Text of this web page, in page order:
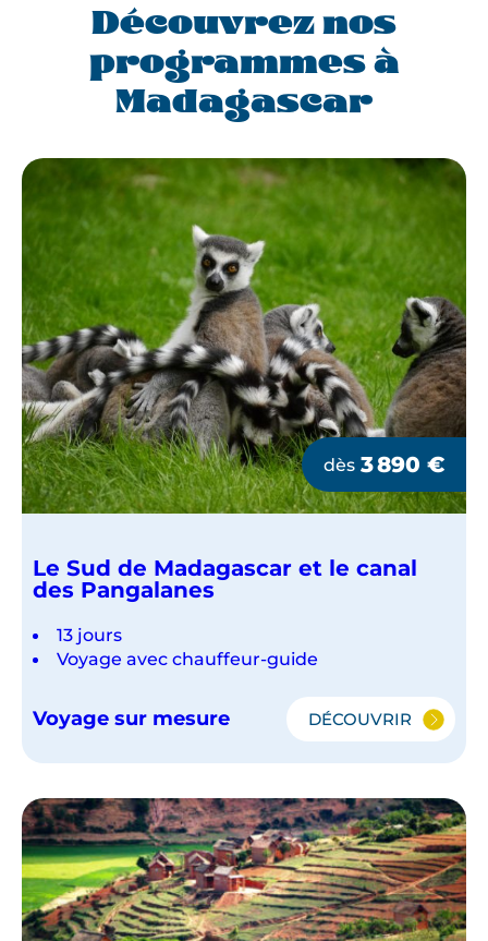
Découvrez nos
programmes à
Madagascar
dès 3 890 €
Le Sud de Madagascar et le canal
des Pangalanes
13 jours
Voyage avec chauffeur-guide
Voyage sur mesure DÉCOUVRIR
LE
MADAGASCAR
ET
LE
CANAL
DES
PANGALANES